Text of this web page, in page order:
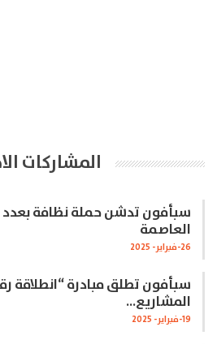
المشاركات
سبأفون تدشن حملة نظافة بعدد
العاصمة
26-فبراير- 2025
سبأفون تطلق مبادرة “انطلاقة
المشاريع…
19-فبراير- 2025